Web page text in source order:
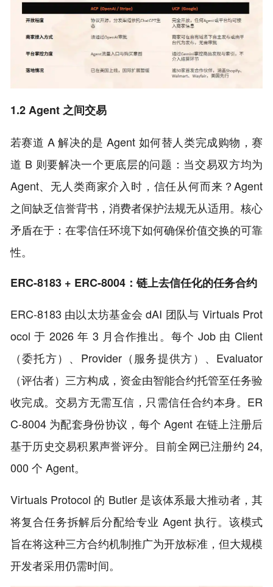
1.2 Agent 之间交易
若赛道 A 解决的是 Agent 如何替人类完成购物，赛
道 B 则要解决一个更底层的问题：当交易双方均为
Agent、无人类商家介入时，信任从何而来？Agent
之间缺乏信誉背书，消费者保护法规无从适用。核心
矛盾在于：在零信任环境下如何确保价值交换的可靠
性。
ERC-8183 + ERC-8004：链上去信任化的任务合约
ERC-8183 由以太坊基金会 dAI 团队与 Virtuals Prot
ocol 于 2026 年 3 月合作推出。每个 Job 由 Client
（委托方）、Provider（服务提供方）、Evaluator
（评估者）三方构成，资金由智能合约托管至任务验
收完成。交易方无需互信，只需信任合约本身。ER
C-8004 为配套身份协议，每个 Agent 在链上注册后
基于历史交易积累声誉评分。目前全网已注册约 24,
000 个 Agent。
Virtuals Protocol 的 Butler 是该体系最大推动者，其
将复合任务拆解后分配给专业 Agent 执行。该模式
旨在将这种三方合约机制推广为开放标准，但大规模
开发者采用仍需时间。